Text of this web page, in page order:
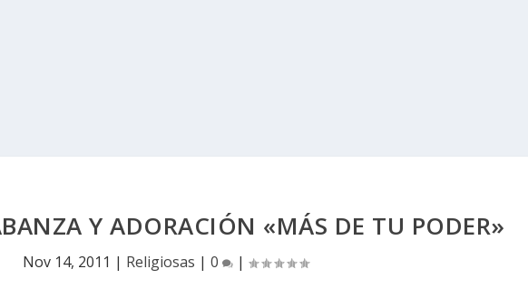
Y ADORACIÓN «MÁS DE TU PODER»
Nov 14, 2011 | Religiosas |0 |